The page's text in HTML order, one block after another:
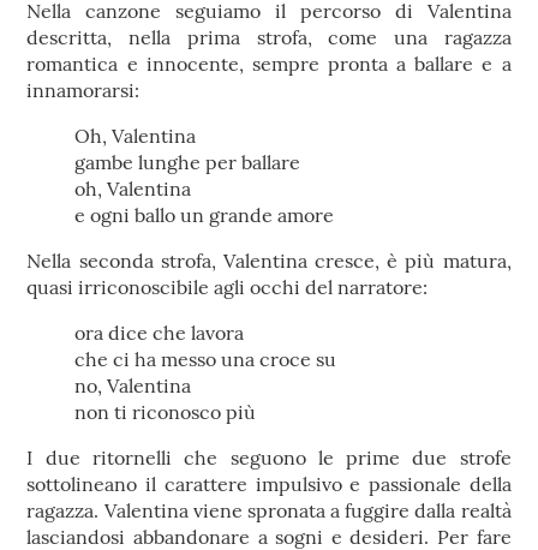
Nella canzone seguiamo il percorso di Valentina
descritta, nella prima strofa, come una ragazza
romantica e innocente, sempre pronta a ballare e a
innamorarsi:
Oh, Valentina
gambe lunghe per ballare
oh, Valentina
e ogni ballo un grande amore
Nella seconda strofa, Valentina cresce, è più matura,
quasi irriconoscibile agli occhi del narratore:
ora dice che lavora
che ci ha messo una croce su
no, Valentina
non ti riconosco più
I due ritornelli che seguono le prime due strofe
sottolineano il carattere impulsivo e passionale della
ragazza. Valentina viene spronata a fuggire dalla realtà
lasciandosi abbandonare a sogni e desideri. Per fare